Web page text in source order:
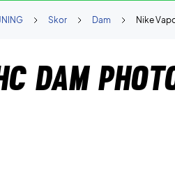
Nike
Dam
Skor
Dam